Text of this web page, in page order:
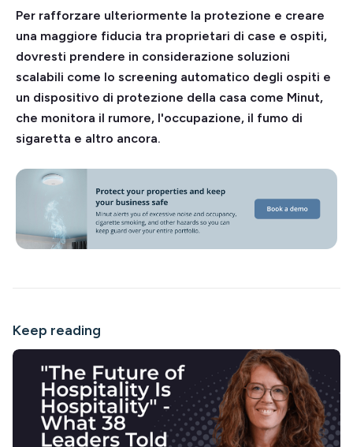
Per rafforzare ulteriormente la protezione e creare
una maggiore fiducia tra proprietari di case e ospiti,
dovresti prendere in considerazione soluzioni
scalabili come lo screening automatico degli ospiti e
un dispositivo di protezione della casa come Minut,
che monitora il rumore, l'occupazione, il fumo di
sigaretta e altro ancora.
Keep reading